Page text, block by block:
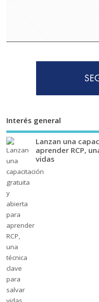
Interés general
Lanzan una
aprender RCP,
vidas